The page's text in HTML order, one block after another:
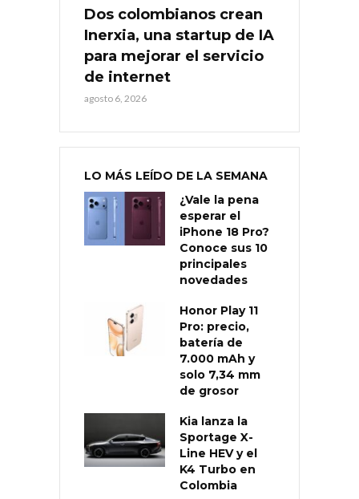
Dos colombianos crean
Inerxia, una startup de IA
para mejorar el servicio
de internet
agosto 6, 2026
LO MÁS LEÍDO DE LA SEMANA
¿Vale la pena
esperar el
iPhone 18 Pro?
Conoce sus 10
principales
novedades
Honor Play 11
Pro: precio,
batería de
7.000 mAh y
solo 7,34 mm
de grosor
Kia lanza la
Sportage X-
Line HEV y el
K4 Turbo en
Colombia